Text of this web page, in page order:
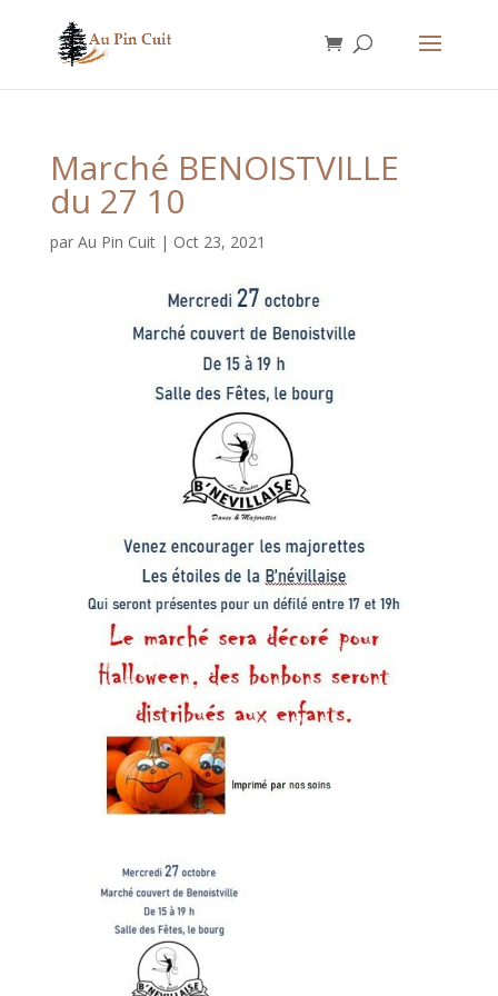
Marché BENOISTVILLE
du 27 10
par Au Pin Cuit| Oct 23, 2021